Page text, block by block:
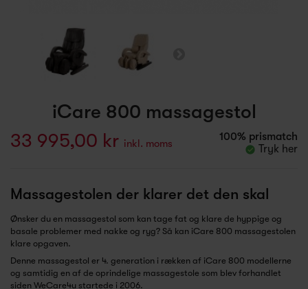
iCare 800 massagestol
33 995,00 kr inkl. moms
100% prismatch
Tryk her
Massagestolen der klarer det den skal
Ønsker du en massagestol som kan tage fat og klare de hyppige og
basale problemer med nakke og ryg? Så kan iCare 800 massagestolen
klare opgaven.
Denne massagestol er 4. generation i rækken af iCare 800 modellerne
og samtidig en af de oprindelige massagestole som blev forhandlet
siden WeCare4u startede i 2006.